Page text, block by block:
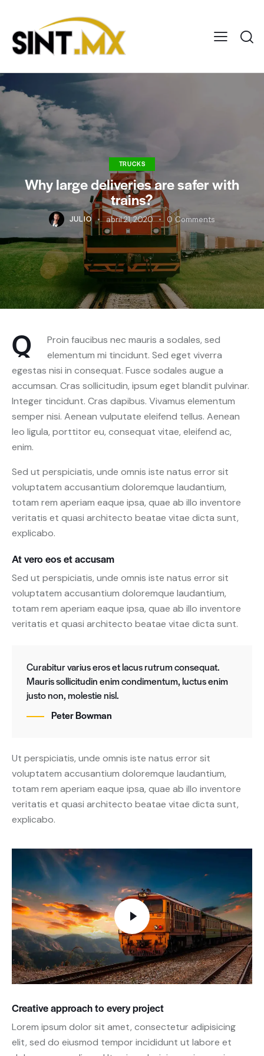
TRUCKS
Why large deliveries are safer with
trains?
JULIO abril 21, 2020 0 Comments
Q
Proin faucibus nec mauris a sodales, sed
elementum mi tincidunt. Sed eget viverra
egestas nisi in consequat. Fusce sodales augue a
accumsan. Cras sollicitudin, ipsum eget blandit pulvinar.
Integer tincidunt. Cras dapibus. Vivamus elementum
semper nisi. Aenean vulputate eleifend tellus. Aenean
leo ligula, porttitor eu, consequat vitae, eleifend ac,
enim.
Sed ut perspiciatis, unde omnis iste natus error sit
voluptatem accusantium doloremque laudantium,
totam rem aperiam eaque ipsa, quae ab illo inventore
veritatis et quasi architecto beatae vitae dicta sunt,
explicabo.
At vero eos et accusam
Sed ut perspiciatis, unde omnis iste natus error sit
voluptatem accusantium doloremque laudantium,
totam rem aperiam eaque ipsa, quae ab illo inventore
veritatis et quasi architecto beatae vitae dicta sunt.
Curabitur varius eros et lacus rutrum consequat.
Mauris sollicitudin enim condimentum, luctus enim
justo non, molestie nisl.
Peter Bowman
Ut perspiciatis, unde omnis iste natus error sit
voluptatem accusantium doloremque laudantium,
totam rem aperiam eaque ipsa, quae ab illo inventore
veritatis et quasi architecto beatae vitae dicta sunt,
explicabo.
Creative approach to every project
Lorem ipsum dolor sit amet, consectetur adipisicing
elit, sed do eiusmod tempor incididunt ut labore et